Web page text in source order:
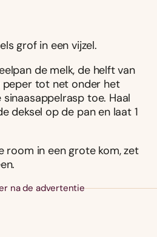
grof in een vijzel.
de melk, de helft van
peper tot net onder het
toe. Haal
deksel op de pan en laat 1
room in een grote kom, zet
na de advertentie